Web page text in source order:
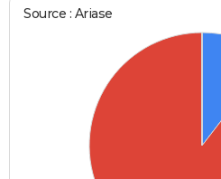
Source : Ariase